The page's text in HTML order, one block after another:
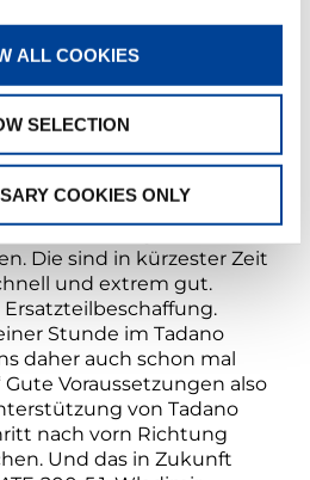
ALL COOKIES
SELECTION
COOKIES ONLY
Habenstein schon
Krane aus
Wertarbeit. Von Anfang
gemacht − und
„Für die möglichst
unserer Krane ist
wichtig. Da können
Unterstützung aus Lauf an
Die sind in kürzester Zeit
und extrem gut.
Stunde im Tadano
daher auch schon mal
Gute Voraussetzungen also
von Tadano
nach vorn Richtung
Und das in Zukunft